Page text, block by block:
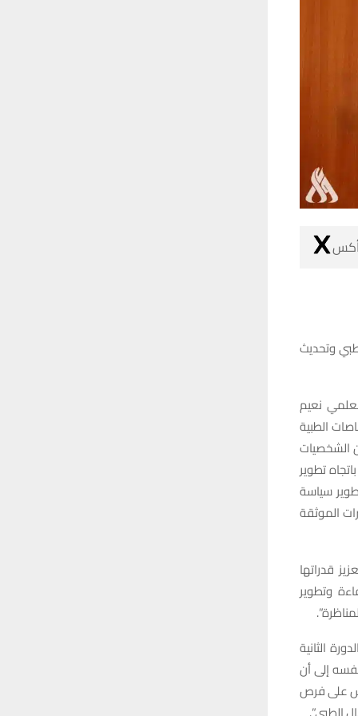
أكس
وتحديث
نعيم
الطبية
الشخصيات
تطوير
سياسة
الموثقة
قدراتها
وتطوير
الثانية
إلى أن
على فرص